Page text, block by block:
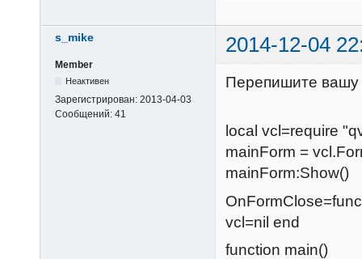
s_mike 2014-12-04
Member
Неактивен
Зарегистрирован: 2013-04-03
Сообщений: 41
Перепишите вашу
local vcl=require
mainForm =
mainForm:Show()
vcl=nil end
function main()